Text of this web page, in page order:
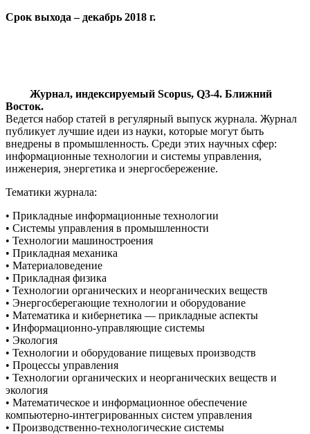
Срок выхода – декабрь 2018 г.
Журнал, индексируемый Scopus, Q3-4. Ближний
Восток.
Ведется набор статей в регулярный выпуск журнала. Журнал
публикует лучшие идеи из науки, которые могут быть
внедрены в промышленность. Среди этих научных сфер:
информационные технологии и системы управления,
инженерия, энергетика и энергосбережение.
Тематики журнала:
• Прикладные информационные технологии
• Системы управления в промышленности
• Технологии машиностроения
• Прикладная механика
• Материаловедение
• Прикладная физика
• Технологии органических и неорганических веществ
• Энергосберегающие технологии и оборудование
• Математика и кибернетика — прикладные аспекты
• Информационно-управляющие системы
• Экология
• Технологии и оборудование пищевых производств
• Процессы управления
• Технологии органических и неорганических веществ и
экология
• Математическое и информационное обеспечение
компьютерно-интегрированных систем управления
• Производственно-технологические системы